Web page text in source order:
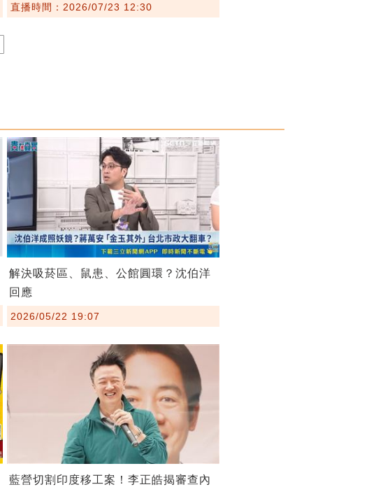
直播時間：2026/07/23 12:30
解決吸菸區、鼠患、公館圓環？沈伯洋
回應
2026/05/22 19:07
藍營切割印度移工案！李正皓揭審查內